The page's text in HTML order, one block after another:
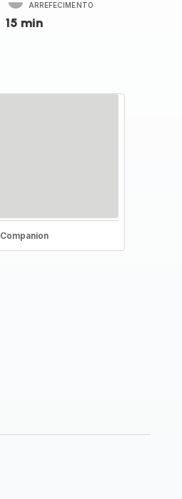
ARREFECIMENTO
15 min
Companion